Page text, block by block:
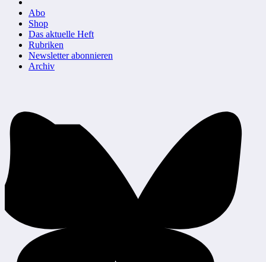
Abo
Shop
Das aktuelle Heft
Rubriken
Newsletter abonnieren
Archiv